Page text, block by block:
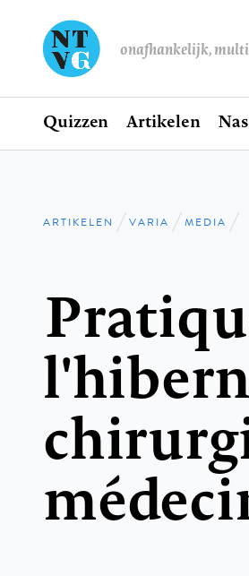
onafhankelijk,
Hoofdnavigatie
Home
Quizzen Artikelen
Kruimelpad
ARTIKELEN VARIA MEDIA